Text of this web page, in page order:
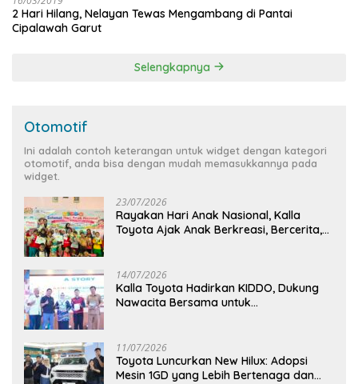
2 Hari Hilang, Nelayan Tewas Mengambang di Pantai
Cipalawah Garut
Selengkapnya
Otomotif
Ini adalah contoh keterangan untuk widget dengan kategori
otomotif, anda bisa dengan mudah memasukkannya pada
widget.
23/07/2026
Rayakan Hari Anak Nasional, Kalla
Toyota Ajak Anak Berkreasi, Bercerita,
14/07/2026
Kalla Toyota Hadirkan KIDDO, Dukung
Nawacita Bersama untuk
11/07/2026
Toyota Luncurkan New Hilux: Adopsi
Mesin 1GD yang Lebih Bertenaga dan